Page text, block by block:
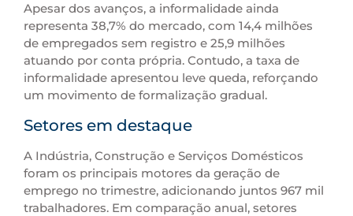
Apesar dos avanços, a informalidade ainda
representa 38,7% do mercado, com 14,4 milhões
de empregados sem registro e 25,9 milhões
atuando por conta própria. Contudo, a taxa de
informalidade apresentou leve queda, reforçando
um movimento de formalização gradual.
Setores em destaque
A Indústria, Construção e Serviços Domésticos
foram os principais motores da geração de
emprego no trimestre, adicionando juntos 967 mil
trabalhadores. Em comparação anual, setores